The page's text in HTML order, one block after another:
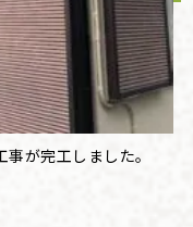
事が完工しました。